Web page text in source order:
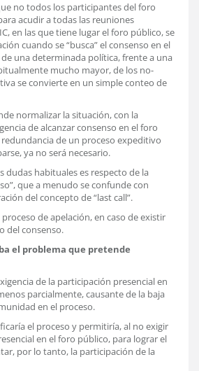
no todos los participantes del foro
acudir a todas las reuniones
en las que tiene lugar el foro público, se
cuando se “busca” el consenso en el
una determinada política, frente a una
mucho mayor, de los no-
se convierte en un simple conteo de
normalizar la situación, con la
de alcanzar consenso en el foro
de un proceso expeditivo
ya no será necesario.
dudas habituales es respecto de la
que a menudo se confunde con
del concepto de “last call”.
de apelación, en caso de existir
del consenso.
el problema que pretende
de la participación presencial en
parcialmente, causante de la baja
en el proceso.
el proceso y permitiría, al no exigir
en el foro público, para lograr el
por lo tanto, la participación de la